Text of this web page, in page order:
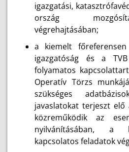
igazgatási,
ország
végrehajtásában;
a kiemelt
igazgatóság és a
folyamatos
Operatív Törzs
szükséges
javaslatokat terjeszt elő
közreműködik az
nyilvánításában, a
kapcsolatos feladatok